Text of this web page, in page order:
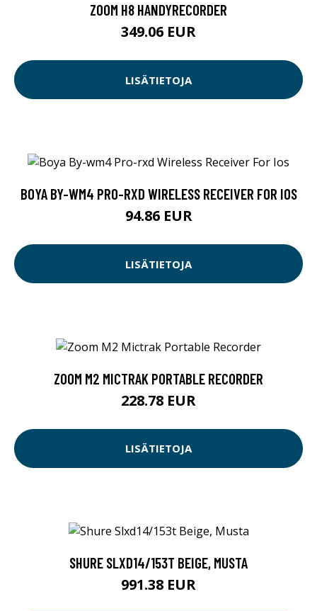
ZOOM H8 HANDYRECORDER
349.06 EUR
LISÄTIETOJA
BOYA BY-WM4 PRO-RXD WIRELESS RECEIVER FOR IOS
94.86 EUR
LISÄTIETOJA
ZOOM M2 MICTRAK PORTABLE RECORDER
228.78 EUR
LISÄTIETOJA
SHURE SLXD14/153T BEIGE, MUSTA
991.38 EUR